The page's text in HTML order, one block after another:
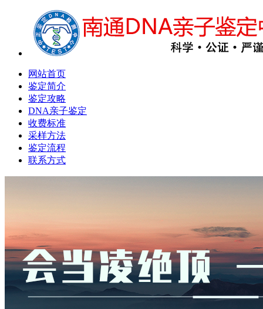
网站首页
鉴定简介
鉴定攻略
DNA亲子鉴定
收费标准
采样方法
鉴定流程
联系方式